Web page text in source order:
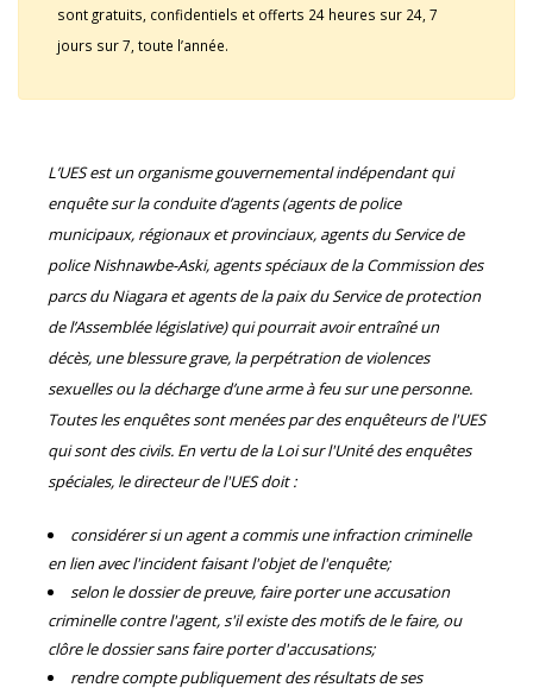
sont gratuits, confidentiels et offerts 24 heures sur 24, 7
jours sur 7, toute l’année.
L’UES est un organisme gouvernemental indépendant qui
enquête sur la conduite d’agents (agents de police
municipaux, régionaux et provinciaux, agents du Service de
police Nishnawbe-Aski, agents spéciaux de la Commission des
parcs du Niagara et agents de la paix du Service de protection
de l’Assemblée législative) qui pourrait avoir entraîné un
décès, une blessure grave, la perpétration de violences
sexuelles ou la décharge d’une arme à feu sur une personne.
Toutes les enquêtes sont menées par des enquêteurs de l'UES
qui sont des civils. En vertu de la Loi sur l'Unité des enquêtes
spéciales, le directeur de l'UES doit :
considérer si un agent a commis une infraction criminelle
en lien avec l'incident faisant l'objet de l'enquête;
selon le dossier de preuve, faire porter une accusation
criminelle contre l'agent, s'il existe des motifs de le faire, ou
clôre le dossier sans faire porter d'accusations;
rendre compte publiquement des résultats de ses